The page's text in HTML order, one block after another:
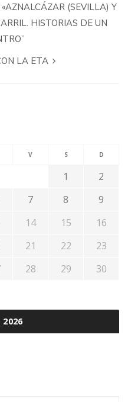
(SEVILLA) Y
HISTORIAS DE UN
LA ETA
V S D
1
2
7 8
9
14 15
16
21 22
23
28 29
30